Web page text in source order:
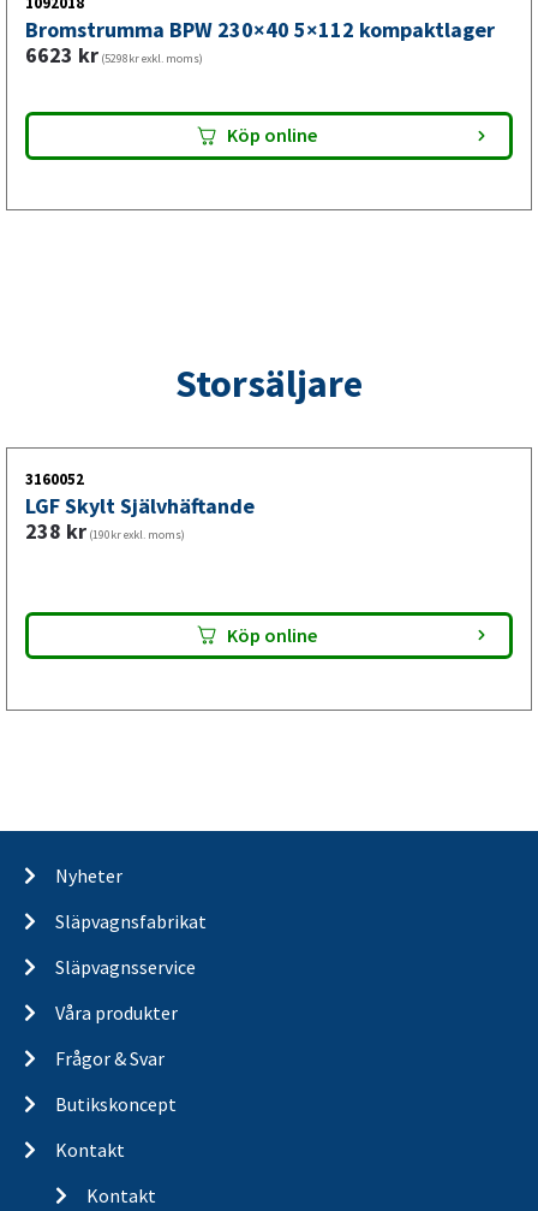
Bromstrumma BPW 230×40 5×112 kompaktlager
6623 kr (5298kr exkl. moms)
Köp online
Storsäljare
3160052
LGF Skylt Självhäftande
238 kr (190kr exkl. moms)
Köp online
Nyheter
Släpvagnsfabrikat
Släpvagnsservice
Våra produkter
Frågor & Svar
Butikskoncept
Kontakt
Kontakt